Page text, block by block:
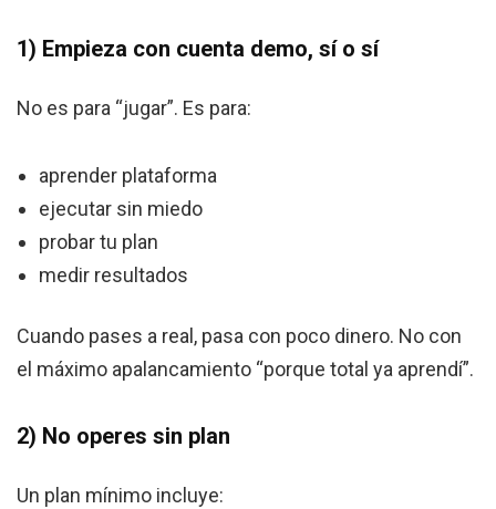
1) Empieza con cuenta demo, sí o sí
No es para “jugar”. Es para:
aprender plataforma
ejecutar sin miedo
probar tu plan
medir resultados
Cuando pases a real, pasa con poco dinero. No con
el máximo apalancamiento “porque total ya aprendí”.
2) No operes sin plan
Un plan mínimo incluye: